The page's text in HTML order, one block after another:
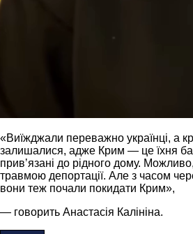
«Виїжджали переважно українці, а
залишалися, адже Крим — це їхня
привʼязані до рідного дому.
травмою депортації. Але з часом
вони теж почали покидати Крим»,
— говорить Анастасія Калініна.